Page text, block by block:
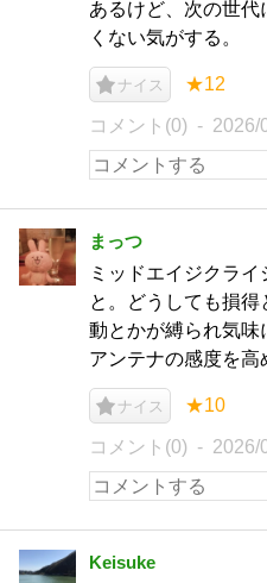
あるけど、次の世
くない気がする。
ナイス ★12
コメント(0) 2026/
まっつ
ミッドエイジクラ
と。どうしても損
動とかが縛られ気味
アンテナの感度を高
ナイス ★10
コメント(0) 2026/
Keisuke